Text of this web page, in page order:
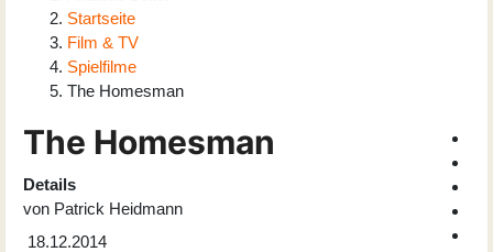
Startseite
Film & TV
Spielfilme
The Homesman
The Homesman
Details
von Patrick Heidmann
18.12.2014